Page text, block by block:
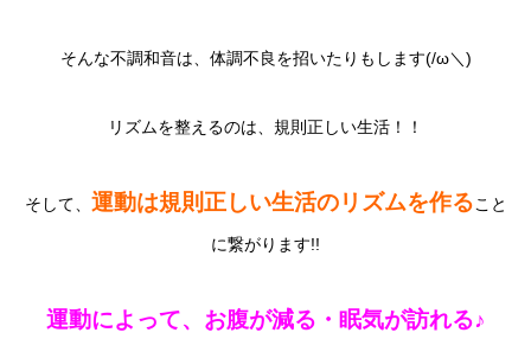
そんな不調和音は、体調不良を招いたりもします(/ω＼)
リズムを整えるのは、規則正しい生活！！
そして、 運動は規則正しい生活のリズムを作ること
に繋がります!!
運動によって、お腹が減る・眠気が訪れる♪